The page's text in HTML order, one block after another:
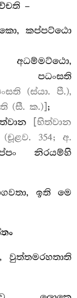
–
කප්පට්ඨො
පධංසති
(ස්යා. පී.),
(සී. ක.)] ;
[භිත්වාන
354; අ.
නිරයම්හි
ඉති මෙ
වුත්තමරහතාති